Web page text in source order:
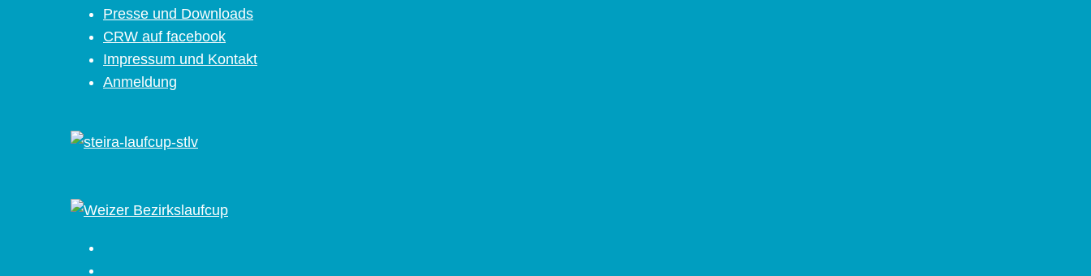
Presse und Downloads
CRW auf facebook
Impressum und Kontakt
Anmeldung